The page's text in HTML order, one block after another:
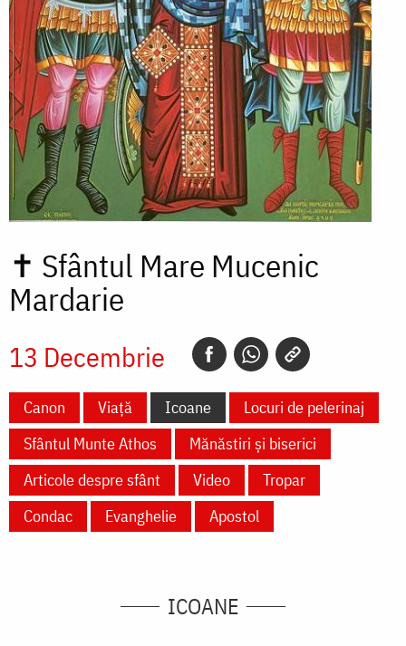
✝ Sfântul Mare Mucenic
Mardarie
13 Decembrie
Canon Viață Icoane
Locuri de pelerinaj
Sfântul Munte Athos
Mănăstiri și biserici
Articole despre sfânt
Video
Tropar
Condac
Evanghelie Apostol
ICOANE